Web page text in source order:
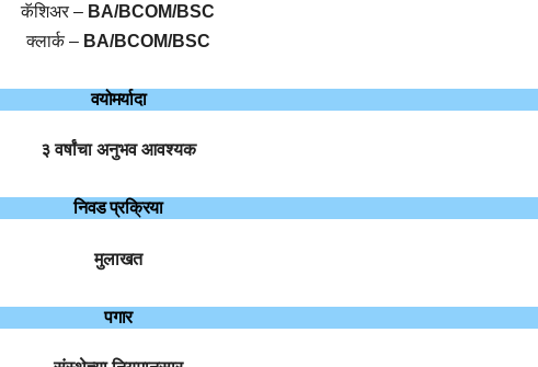
कॅशिअर – BA/BCOM/BSC
क्लार्क – BA/BCOM/BSC
वयोमर्यादा
३ वर्षांचा अनुभव आवश्यक
निवड प्रक्रिया
मुलाखत
पगार